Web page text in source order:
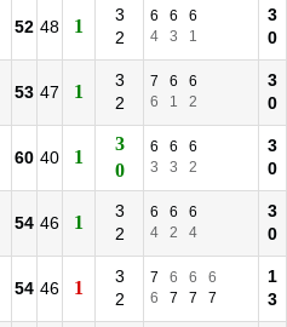
52 48 1
3
2
6 6
6
4
3 1
3
0
53 47 1
3
2
7 6
6
6
1 2
3
0
60 40 1
3
0
6 6
6
3
3 2
3
0
54 46 1
3
2
6 6
6
4
2 4
3
0
54 46 1
3
2
7 6 6
6
6
7 7 7
1
3